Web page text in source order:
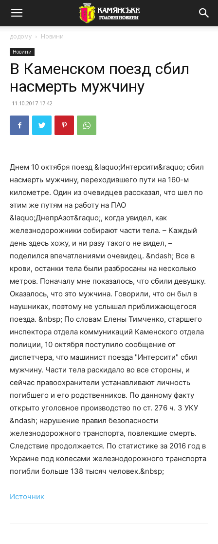
додому Новини
Новини
В Каменском поезд сбил
насмерть мужчину
11.10.2017 17:42
Днем 10 октября поезд &laquo;Интерсити&raquo; сбил
насмерть мужчину, переходившего пути на 160-м
километре. Один из очевидцев рассказал, что шел по
этим же путям на работу на ПАО
&laquo;ДнепрАзот&raquo;, когда увидел, как
железнодорожники собирают части тела. – Каждый
день здесь хожу, и ни разу такого не видел, –
поделился впечатлениями очевидец. &ndash; Все в
крови, останки тела были разбросаны на несколько
метров. Поначалу мне показалось, что сбили девушку.
Оказалось, что это мужчина. Говорили, что он был в
наушниках, поэтому не услышал приближающегося
поезда. &nbsp; По словам Елены Тимченко, старшего
инспектора отдела коммуникаций Каменского отдела
полиции, 10 октября поступило сообщение от
диспетчера, что машинист поезда "Интерсити" сбил
мужчину. Части тела раскидало во все стороны, и
сейчас правоохранители устанавливают личность
погибшего и его родственников. По данному факту
открыто уголовное производство по ст. 276 ч. 3 УКУ
&ndash; нарушение правил безопасности
железнодорожного транспорта, повлекшие смерть.
Следствие продолжается. По статистике за 2016 год в
Украине под колесами железнодорожного транспорта
погибли больше 138 тысяч человек.&nbsp;
Источник